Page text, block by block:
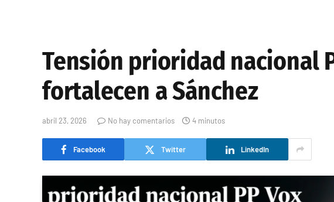
Tensión prioridad nacional
fortalecen a Sánchez
abril 23, 2026 No hay comentarios 4 minutos
Facebook Twitter LinkedIn